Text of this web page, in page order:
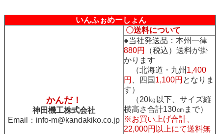
いんふぉめーしょん
かんだ！
神田機工株式会社
Email： info-m@kandakiko.co.jp
〇送料について
●当社発送品：本州一律
880円
（税込）送料が掛
かります
（北海道・九州 1,400
円 、四国 1,100円 となりま
す）
（20㎏以下、サイズ縦
横高さ合計130㎝まで）
※お買い上げ合計、
22,000円以上にて送料無